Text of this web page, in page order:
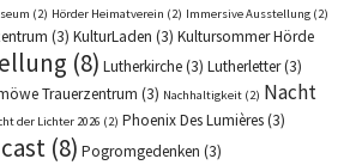
(2) Hörder Heimatverein (2) Immersive Ausstellung (2)
(3) KulturLaden (3) Kultursommer Hörde
(8) Lutherkirche(3) Lutherletter(3)
Trauerzentrum (3) Nachhaltigkeit (2) Nacht
der Lichter 2026 (2) Phoenix Des Lumières(3)
(8) Pogromgedenken (3)